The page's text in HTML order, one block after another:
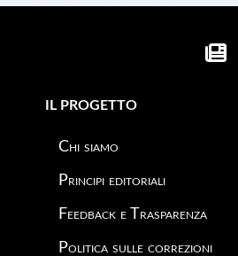
IL PROGETTO
Chi siamo
Principi editoriali
Feedback e Trasparenza
Politica sulle correzioni